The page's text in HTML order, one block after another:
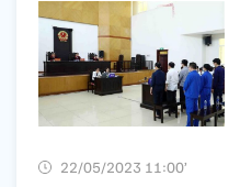
22/05/2023 11:00’